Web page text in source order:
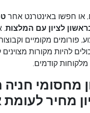
או חפשו באינטרנט אחר
לציון עם המלצות.
פורומים מקומיים
להיות מקורות
קודמים.
מחסומי
מחיר לעומת